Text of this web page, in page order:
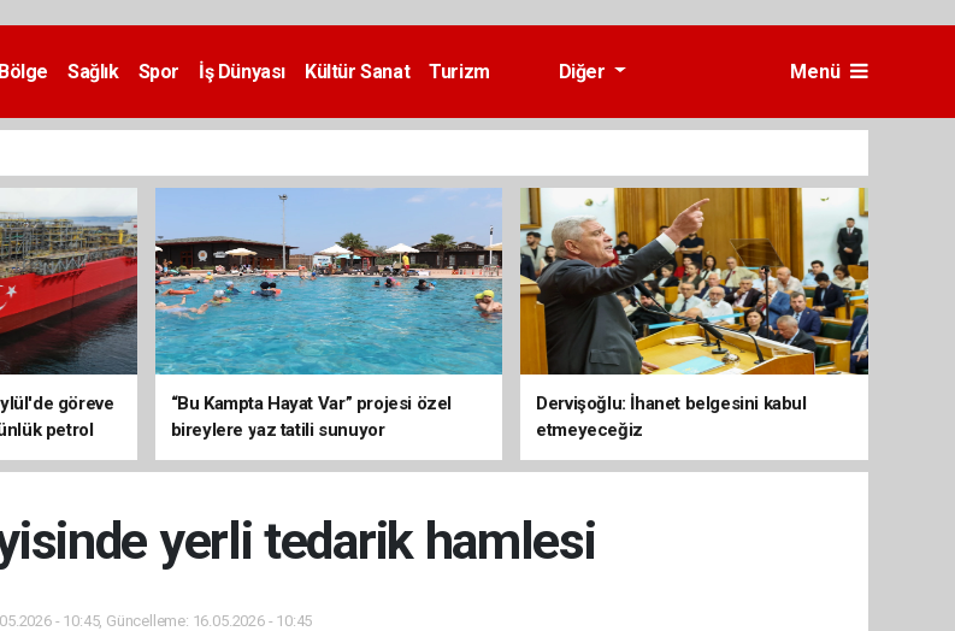
Bölge Sağlık Spor İş Dünyası Kültür Sanat
Turizm
Diğer Menü
göreve
petrol
“Bu Kampta Hayat Var” projesi özel
bireylere yaz tatili sunuyor
Dervişoğlu: İhanet belgesini kabul
etmeyeceğiz
yerli tedarik hamlesi
- 10:45, Güncelleme: 16.05.2026 - 10:45